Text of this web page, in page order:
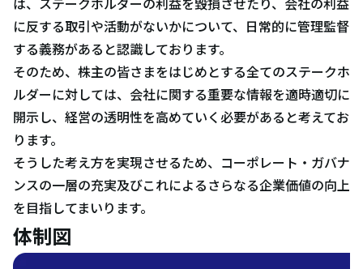
に反する取引や活動がないかについて、日常的に管理監督
する義務があると認識しております。
そのため、株主の皆さまをはじめとする全てのステークホ
ルダーに対しては、会社に関する重要な情報を適時適切に
開示し、経営の透明性を高めていく必要があると考えてお
ります。
そうした考え方を実現させるため、コーポレート・ガバナ
ンスの一層の充実及びこれによるさらなる企業価値の向上
を目指してまいります。
体制図